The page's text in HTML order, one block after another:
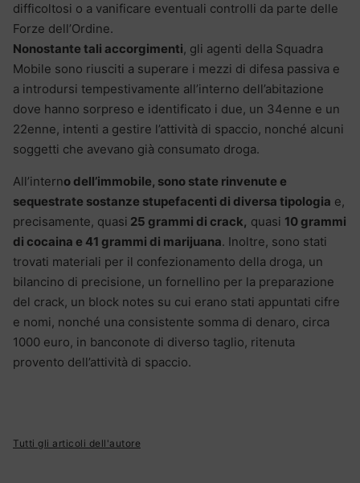
difficoltosi o a vanificare eventuali controlli da parte delle
Forze dell’Ordine.
Nonostante tali accorgimenti, gli agenti della Squadra
Mobile sono riusciti a superare i mezzi di difesa passiva e
a introdursi tempestivamente all’interno dell’abitazione
dove hanno sorpreso e identificato i due, un 34enne e un
22enne, intenti a gestire l’attività di spaccio, nonché alcuni
soggetti che avevano già consumato droga.
All’interno dell’immobile, sono state rinvenute e
sequestrate sostanze stupefacenti di diversa tipologia e,
precisamente, quasi 25 grammi di crack, quasi 10 grammi
di cocaina e 41 grammi di marijuana. Inoltre, sono stati
trovati materiali per il confezionamento della droga, un
bilancino di precisione, un fornellino per la preparazione
del crack, un block notes su cui erano stati appuntati cifre
e nomi, nonché una consistente somma di denaro, circa
1000 euro, in banconote di diverso taglio, ritenuta
provento dell’attività di spaccio.
Tutti gli articoli dell'autore